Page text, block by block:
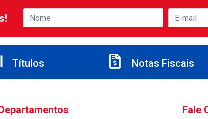
Títulos Notas Fiscais
Fale